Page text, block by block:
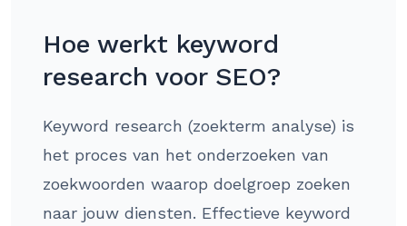
Hoe werkt keyword
research voor SEO?
Keyword research (zoekterm analyse) is
het proces van het onderzoeken van
zoekwoorden waarop doelgroep zoeken
naar jouw diensten. Effectieve keyword